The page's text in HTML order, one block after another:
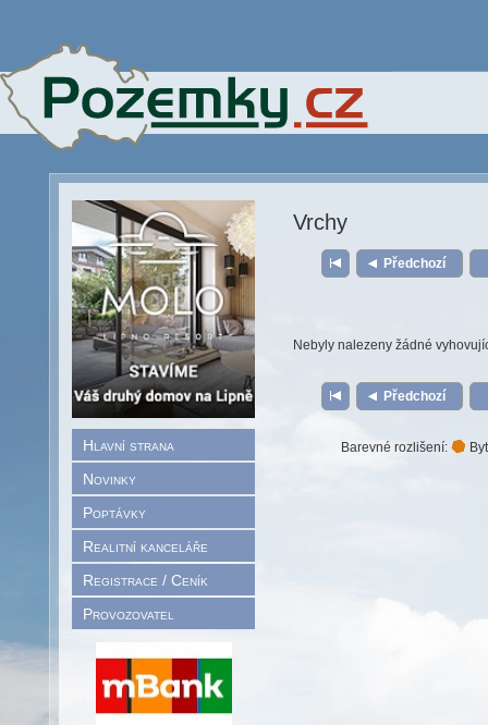
Hlavní strana
Novinky
Poptávky
Realitní kanceláře
Registrace / Ceník
Provozovatel
Vrchy
Předchozí
Nebyly nalezeny žádné
Předchozí
Barevné rozlišení: